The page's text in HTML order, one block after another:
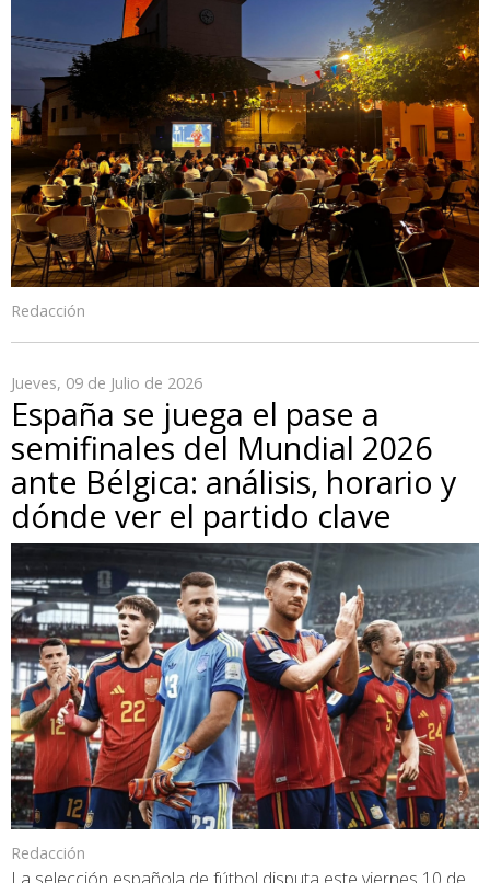
Redacción
Jueves, 09 de Julio de 2026
España se juega el pase a
semifinales del Mundial 2026
ante Bélgica: análisis, horario y
dónde ver el partido clave
Redacción